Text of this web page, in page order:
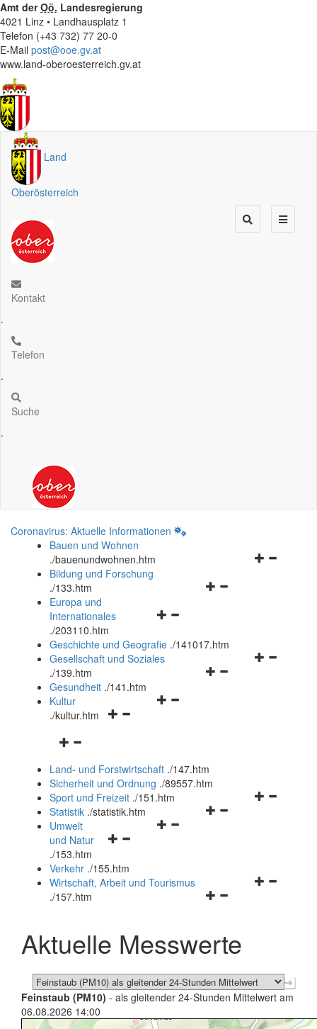
Amt derOö. Landesregierung
4021 Linz • Landhausplatz 1
Telefon (+43 732) 77 20-0
E-Mail post@ooe.gv.at
www.land-oberoesterreich.gv.at
Land
Oberösterreich
Kontakt
.
Telefon
.
Suche
.
Coronavirus: Aktuelle Informationen
Bauen und Wohnen
./bauenundwohnen.htm
Navigationsmenü
Bildung und Forschung
./133.htm
Navigationsmenü
und
schließen
Europa und
Internationales
./203110.htm
Geschichte und Geografie ./141017.htm
Navigationsmenü
Gesellschaft und Soziales
./139.htm
Navigationsmenü
Gesundheit ./141.htm
Navigationsmenü
Kultur
./kultur.htm
Navigationsmenü
und
schließen
Land- und Forstwirtschaft ./147.htm
Sicherheit und Ordnung ./89557.htm
Navigationsmenü
Sport und Freizeit ./151.htm
Navigationsmenü
Statistik ./statistik.htm
Navigationsmenü
und
schließen
Umwelt
und Natur
./153.htm
Verkehr ./155.htm
Navigationsmenü
schließen
Wirtschaft, Arbeit und Tourismus
./157.htm
Aktuelle Messwerte
Feinstaub (PM10) - als gleitender 24-Stunden Mittelwert am
06.08.2026 14:00